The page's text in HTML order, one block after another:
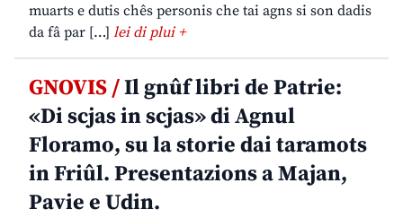
muarts e dutis chês personis che tai agns si son dadis
da fâ par […] lei di plui +
GNOVIS /Il gnûf libri de Patrie:
«Di scjas in scjas» di Agnul
Floramo, su la storie dai taramots
in Friûl. Presentazions a Majan,
Pavie e Udin.